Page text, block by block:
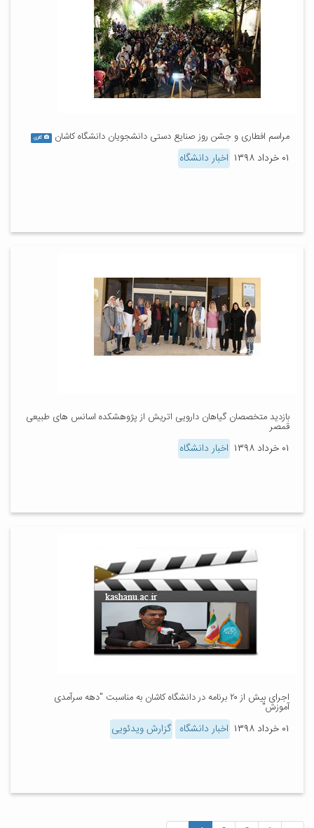
مراسم افطاری و جشن روز صنایع دستی دانشجویان دانشگاه کاشان گالری
۰۱ خرداد ۱۳۹۸ اخبار دانشگاه
بازدید متخصصان گیاهان دارویی اتریش از پژوهشکده اسانس های طبیعی
قمصر
۰۱ خرداد ۱۳۹۸ اخبار دانشگاه
اجرای بیش از ۲۰ برنامه در دانشگاه کاشان به مناسبت "دهه سرآمدی
آموزش"
۰۱ خرداد ۱۳۹۸ اخبار دانشگاه گزارش ویدئویی